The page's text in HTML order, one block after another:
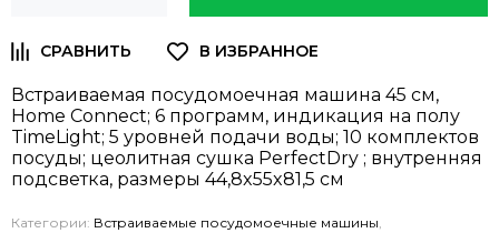
Встраиваемая посудомоечная машина 45 см,
Home Connect; 6 программ, индикация на полу
TimeLight; 5 уровней подачи воды; 10 комплектов
посуды; цеолитная сушка PerfectDry ; внутренняя
подсветка, размеры 44,8x55x81,5 см
Категории: Встраиваемые посудомоечные машины,